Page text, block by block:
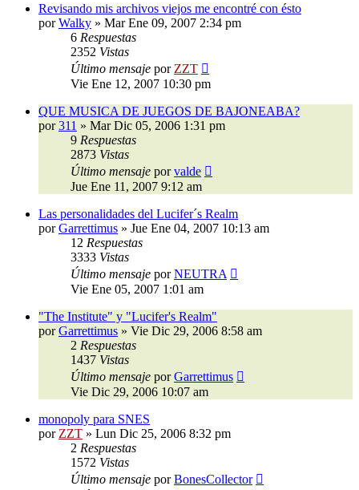
Revisando mis archivos viejos me encontré con ésto
porWalky » Mar Ene 09, 2007 2:34 pm
6 Respuestas
2352 Vistas
Último mensaje por ZZT
Vie Ene 12, 2007 10:30 pm
QUE MUSICA DE JUEGOS DE BAJONEABA?
por311 » Mar Dic 05, 2006 1:31 pm
9 Respuestas
2873 Vistas
Último mensaje porvalde
Jue Ene 11, 2007 9:12 am
Las personalidades del Lucifer´s Realm
porGarrettimus » Jue Ene 04, 2007 10:13 am
12 Respuestas
3333 Vistas
Último mensaje porNEUTRA
Vie Ene 05, 2007 1:01 am
"The Institute" y "Lucifer's Realm"
porGarrettimus » Vie Dic 29, 2006 8:58 am
2 Respuestas
1437 Vistas
Último mensaje porGarrettimus
Vie Dic 29, 2006 10:07 am
monopoly para SNES
por ZZT » Lun Dic 25, 2006 8:32 pm
2 Respuestas
1572 Vistas
Último mensaje porBonesCollector